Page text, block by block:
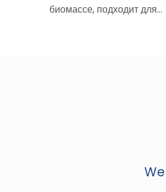
биомассе, подходит для…